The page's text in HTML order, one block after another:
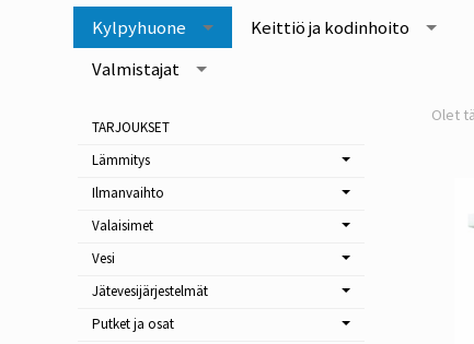
Kylpyhuone
Keittiö ja kodinhoito
Valmistajat
TARJOUKSET
Lämmitys
Ilmanvaihto
Valaisimet
Vesi
Jätevesijärjestelmät
Putket ja osat